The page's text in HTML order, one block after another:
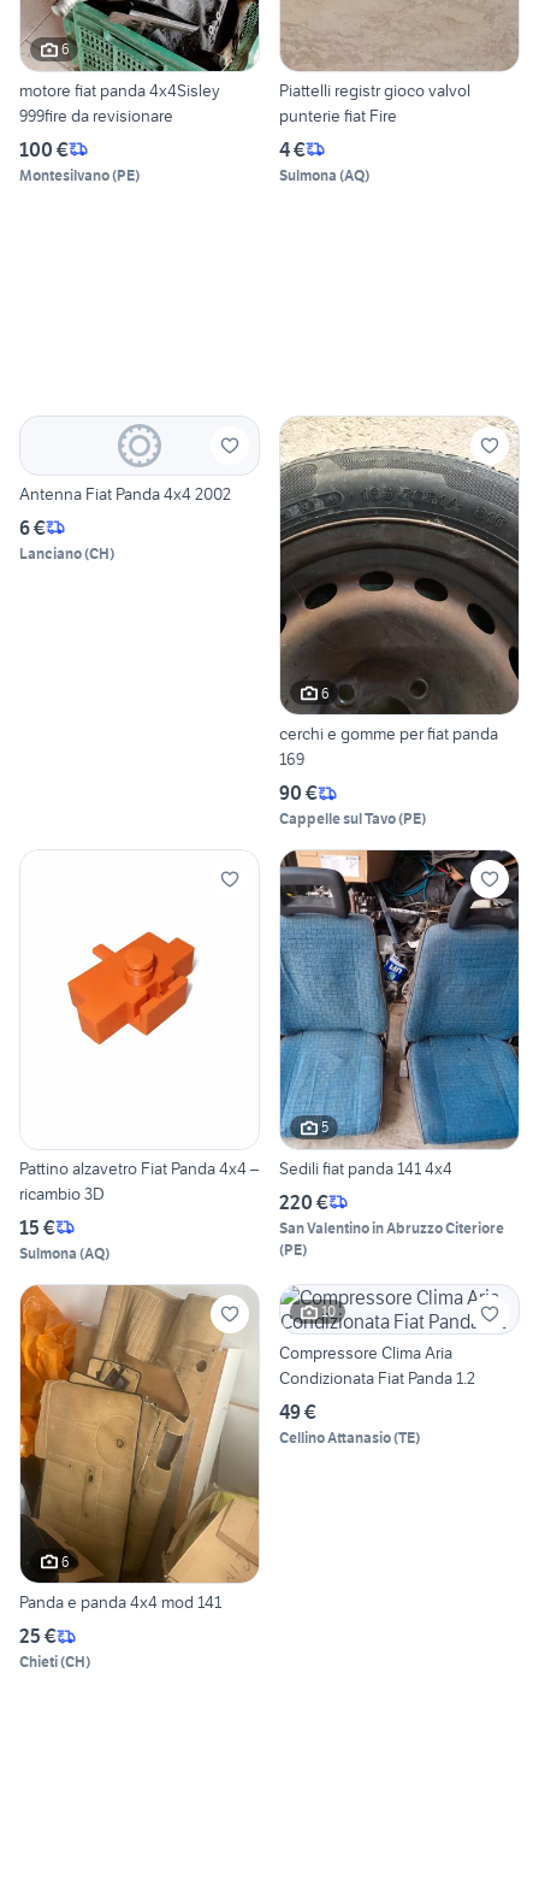
6
motore fiat panda 4x4Sisley
999fire da revisionare
100 €
Montesilvano(PE)
Piattelli registr gioco valvol
punterie fiat Fire
4 €
Sulmona (AQ)
Antenna Fiat Panda 4x4 2002
6 €
Lanciano(CH)
6
cerchi e gomme per fiat panda
169
90 €
Cappelle sul Tavo(PE)
Pattino alzavetro Fiat Panda 4x4 –
ricambio 3D
15 €
Sulmona (AQ)
5
Sedili fiat panda 141 4x4
220 €
San Valentino in Abruzzo Citeriore
(PE)
6
Panda e panda 4x4 mod 141
25 €
Chieti(CH)
10
Compressore Clima Aria
Condizionata Fiat Panda 1.2
49 €
Cellino Attanasio(TE)